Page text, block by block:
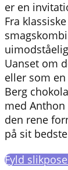
er en
Fra
Uanset om
eller som
Berg
med
den rene
på sit
Fyld